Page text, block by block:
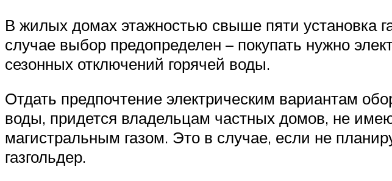
В жилых домах этажностью свыше пяти установка
случае выбор предопределен – покупать нужно
сезонных отключений горячей воды.
Отдать предпочтение электрическим вариантам
воды, придется владельцам частных домов, не
магистральным газом. Это в случае, если не
газгольдер.